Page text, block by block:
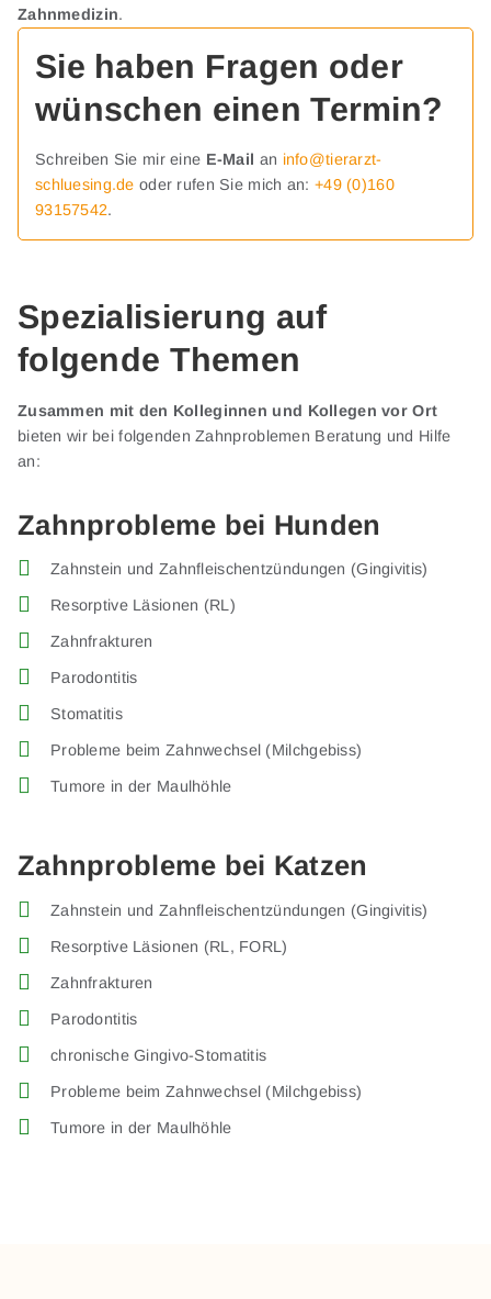
Zahnmedizin.
Sie haben Fragen oder
wünschen einen Termin?
Schreiben Sie mir eine E-Mail an info@tierarzt-
schluesing.de oder rufen Sie mich an: +49 (0)160
93157542.
Spezialisierung auf
folgende Themen
Zusammen mit den Kolleginnen und Kollegen vor Ort
bieten wir bei folgenden Zahnproblemen Beratung und Hilfe
an:
Zahnprobleme bei Hunden
Zahnstein und Zahnfleischentzündungen (Gingivitis)
Resorptive Läsionen (RL)
Zahnfrakturen
Parodontitis
Stomatitis
Probleme beim Zahnwechsel (Milchgebiss)
Tumore in der Maulhöhle
Zahnprobleme bei Katzen
Zahnstein und Zahnfleischentzündungen (Gingivitis)
Resorptive Läsionen (RL, FORL)
Zahnfrakturen
Parodontitis
chronische Gingivo-Stomatitis
Probleme beim Zahnwechsel (Milchgebiss)
Tumore in der Maulhöhle